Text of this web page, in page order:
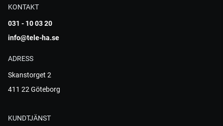
KONTAKT
031 - 10 03 20
info@tele-ha.se
ADRESS
Skanstorget 2
411 22 Göteborg
KUNDTJÄNST